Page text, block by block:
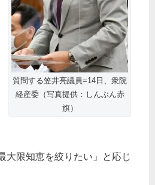
質問する笠井亮議員=14日、衆院
経産委（写真提供：しんぶん赤
旗）
大限知恵を絞りたい」と応じ